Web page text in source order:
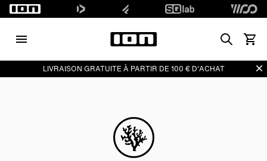
Search
Voir
LIVRAISON GRATUITE À PARTIR DE 100 € D'ACHAT